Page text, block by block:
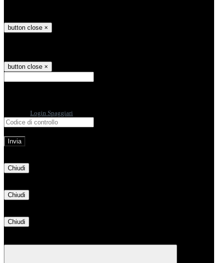
button close ×
button close ×
Login Spaggiari
Chiudi
Chiudi
Chiudi